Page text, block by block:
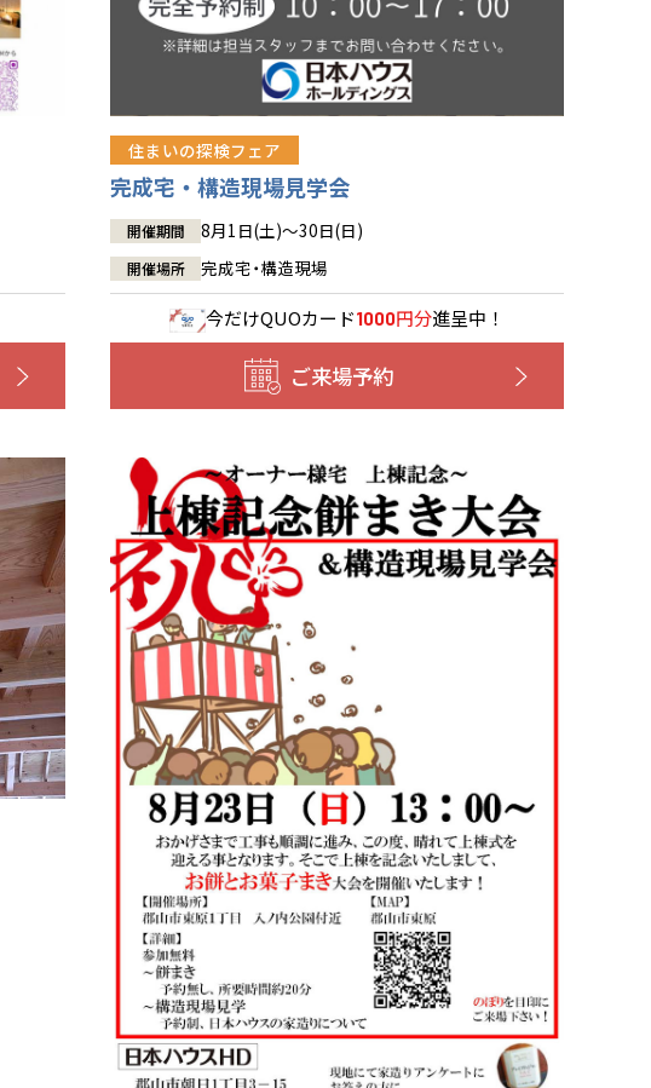
住まいの探検フェア
完成宅・構造現場見学会
開催期間 8月1日(土)～30日(日)
開催場所 完成宅・構造現場
今だけQUOカード1000円分進呈中！
ご来場予約